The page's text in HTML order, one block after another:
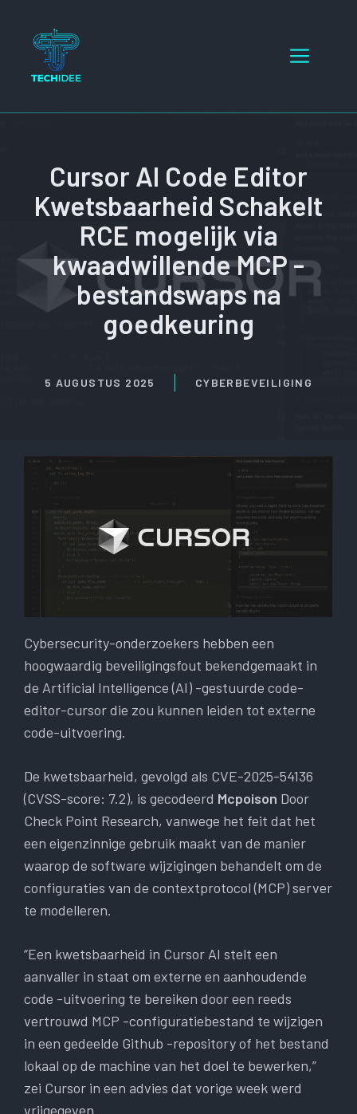
inhoud
Menu
Cursor AI Code Editor
Kwetsbaarheid Schakelt
RCE mogelijk via
kwaadwillende MCP -
bestandswaps na
goedkeuring
5 AUGUSTUS 2025 CYBERBEVEILIGING
Cybersecurity-onderzoekers hebben een
hoogwaardig beveiligingsfout bekendgemaakt in
de Artificial Intelligence (AI) -gestuurde code-
editor-cursor die zou kunnen leiden tot externe
code-uitvoering.
De kwetsbaarheid, gevolgd als CVE-2025-54136
(CVSS-score: 7.2), is gecodeerd Mcpoison Door
Check Point Research, vanwege het feit dat het
een eigenzinnige gebruik maakt van de manier
waarop de software wijzigingen behandelt om de
configuraties van de contextprotocol (MCP) server
te modelleren.
“Een kwetsbaarheid in Cursor AI stelt een
aanvaller in staat om externe en aanhoudende
code -uitvoering te bereiken door een reeds
vertrouwd MCP -configuratiebestand te wijzigen
in een gedeelde Github -repository of het bestand
lokaal op de machine van het doel te bewerken,”
zei Cursor in een advies dat vorige week werd
vrijgegeven.